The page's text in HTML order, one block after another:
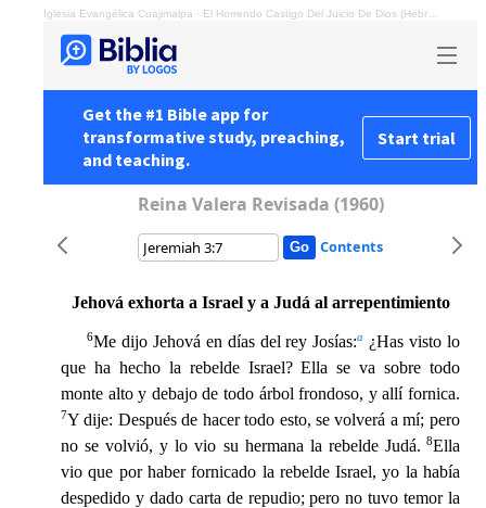
Iglesia Evangélica Cuajimalpa · El Horrendo Castigo Del Juicio De Dios (Hebreos 10:26-31)